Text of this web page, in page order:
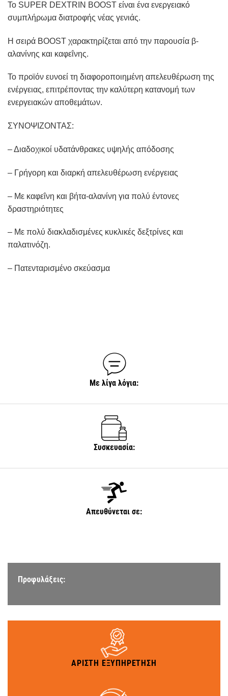
Το SUPER DEXTRIN BOOST είναι ένα ενεργειακό
συμπλήρωμα διατροφής νέας γενιάς.
Η σειρά BOOST χαρακτηρίζεται από την παρουσία β-
αλανίνης και καφεΐνης.
Το προϊόν ευνοεί τη διαφοροποιημένη απελευθέρωση της
ενέργειας, επιτρέποντας την καλύτερη κατανομή των
ενεργειακών αποθεμάτων.
ΣΥΝΟΨΙΖΟΝΤΑΣ:
– Διαδοχικοί υδατάνθρακες υψηλής απόδοσης
– Γρήγορη και διαρκή απελευθέρωση ενέργειας
– Με καφεΐνη και βήτα-αλανίνη για πολύ έντονες
δραστηριότητες
– Με πολύ διακλαδισμένες κυκλικές δεξτρίνες και
παλατινόζη.
– Πατενταρισμένο σκεύασμα
Με λίγα λόγια:
Συσκευασία:
Απευθύνεται σε:
Προφυλάξεις:
ΑΡΙΣΤΗ ΕΞΥΠΗΡΕΤΗΣΗ